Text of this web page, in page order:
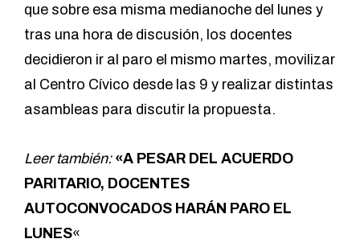
que sobre esa misma medianoche del lunes y
tras una hora de discusión, los docentes
decidieron ir al paro el mismo martes, movilizar
al Centro Cívico desde las 9 y realizar distintas
asambleas para discutir la propuesta.
Leer también: «A PESAR DEL ACUERDO
PARITARIO, DOCENTES
AUTOCONVOCADOS HARÁN PARO EL
LUNES«